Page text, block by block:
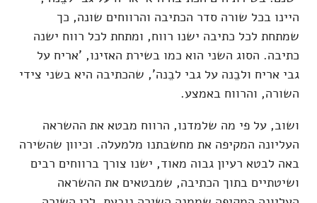
היינו בכל שורה סדר הכתיבה והרווחים שונה, כך
שמתחת לכל כתיבה ישנו רווח, ומתחת לכל רווח ישנה
כתיבה. הסוג השני הוא כמו בשירת האזינו, 'אריח על
גבי אריח ולבֵנה על גבי לבֵנה', שהכתיבה היא בשני צידי
השורה, והרווח באמצע.
ושוב, על פי מה שלמדנו, הרווח מבטא את ההשראה
העליונה המקיפה את מחשבתנו מלמעלה. וכיוון שהשירה
באה לבטא רעיון גבוה מאוד, ישנו צורך ברווחים רבים
ושיטתיים בתוך הכתיבה, שמבטאים את ההשראה